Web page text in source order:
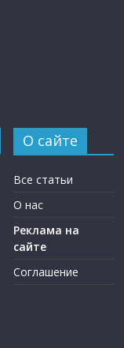
О сайте
Все статьи
О нас
Реклама на
сайте
Соглашение